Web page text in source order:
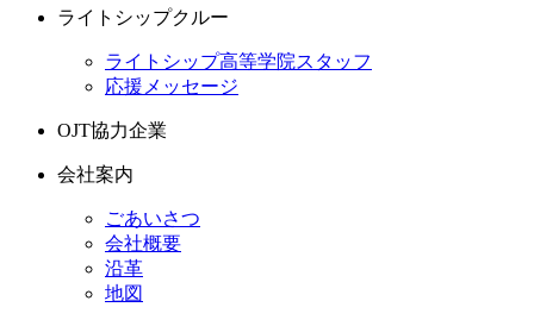
ライトシップクルー
ライトシップ高等学院スタッフ
応援メッセージ
OJT協力企業
会社案内
ごあいさつ
会社概要
沿革
地図